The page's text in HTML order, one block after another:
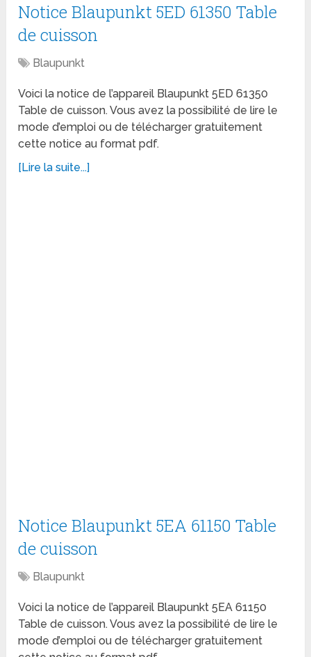
Notice Blaupunkt 5ED 61350 Table
de cuisson
Blaupunkt
Voici la notice de l’appareil Blaupunkt 5ED 61350
Table de cuisson. Vous avez la possibilité de lire le
mode d’emploi ou de télécharger gratuitement
cette notice au format pdf.
[Lire la suite...]
Notice Blaupunkt 5EA 61150 Table
de cuisson
Blaupunkt
Voici la notice de l’appareil Blaupunkt 5EA 61150
Table de cuisson. Vous avez la possibilité de lire le
mode d’emploi ou de télécharger gratuitement